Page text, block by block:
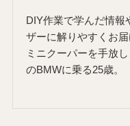
DIY作業で学んだ情報
ザーに解りやすくお
ミニクーパーを手放
のBMWに乗る25歳。